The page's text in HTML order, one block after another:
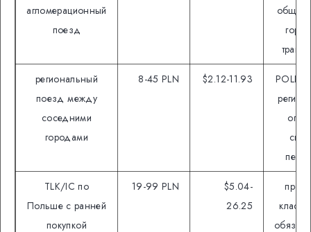
агломерационный
поезд
общий
региональный
поезд между
соседними
городами
8-45 PLN $2.12-11.93
TLK/IC по
Польше с ранней
покупкой
19-99 PLN
$5.04-
26.25
класс